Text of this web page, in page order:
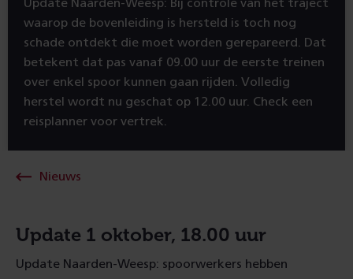
Update Naarden-Weesp: Bij controle van het traject
waarop de bovenleiding is hersteld is toch nog
schade ontdekt die moet worden gerepareerd. Dat
betekent dat pas vanaf 09.00 uur de eerste treinen
over enkel spoor kunnen gaan rijden. Volledig
herstel wordt nu geschat op 12.00 uur. Check een
reisplanner voor vertrek.
Nieuws
Update 1 oktober, 18.00 uur
Update Naarden-Weesp: spoorwerkers hebben